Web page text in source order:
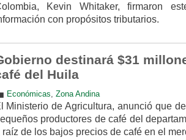
Kevin Whitaker, firmaron
con propósitos tributarios.
destinará $31
del Huila
Económicas Zona Andina
Ministerio de Agricultura, anunció que
productores de café del
raíz de los bajos precios de café en el